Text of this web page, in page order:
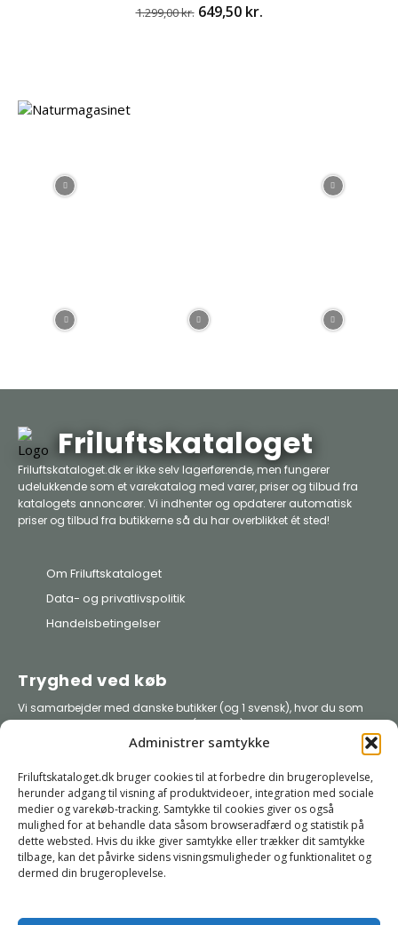
Administrer samtykke
Friluftskataloget.dk bruger cookies til at forbedre din brugeroplevelse,
herunder adgang til visning af produktvideoer, integration med sociale
medier og varekøb-tracking. Samtykke til cookies giver os også
mulighed for at behandle data såsom browseradfærd og statistik på
dette websted. Hvis du ikke giver samtykke eller trækker dit samtykke
tilbage, kan det påvirke sidens visningsmuligheder og funktionalitet og
dermed din brugeroplevelse.
1.299,00kr. Den
649,50 kr.Den
Friluftskataloget
Friluftskataloget.dk er ikke selv lagerførende, men fungerer
udelukkende som et varekatalog med varer, priser og tilbud fra
katalogets annoncører. Vi indhenter og opdaterer automatisk
priser og tilbud fra butikkerne så du har overblikket ét sted!
Om Friluftskataloget
Data- og privatlivspolitik
Handelsbetingelser
Tryghed ved køb
Vi samarbejder med danske butikker (og 1 svensk), hvor du som
Se også rettigheder som forbruger i EUnår du køber varer i butikker i
VisitNature, Bygholmvej 71, DK-7742 Vesløs |
www.VisitNature.com
info@visitnature.com